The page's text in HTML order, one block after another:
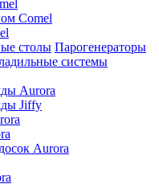
Comel
столы Парогенераторы
системы
Aurora
Jiffy
Aurora